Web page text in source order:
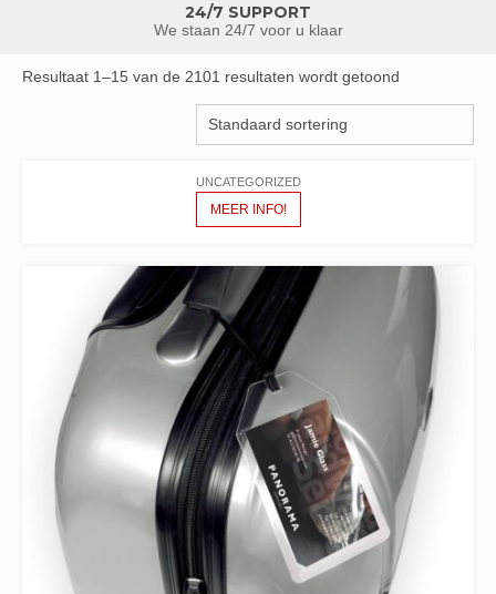
24/7 SUPPORT
We staan 24/7 voor u klaar
Resultaat 1–15 van de 2101 resultaten wordt getoond
UNCATEGORIZED
MEER INFO!